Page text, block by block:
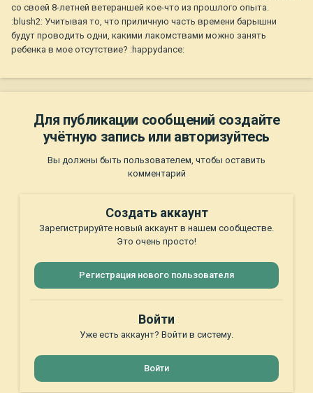
со своей 8-летней ветераншей кое-что из прошлого опыта.
:blush2: Учитывая то, что приличную часть времени барышни
будут проводить одни, какими лакомствами можно занять
ребенка в мое отсутствие? :happydance:
Для публикации сообщений создайте
учётную запись или авторизуйтесь
Вы должны быть пользователем, чтобы оставить
комментарий
Создать аккаунт
Зарегистрируйте новый аккаунт в нашем сообществе.
Это очень просто!
Регистрация нового пользователя
Войти
Уже есть аккаунт? Войти в систему.
Войти